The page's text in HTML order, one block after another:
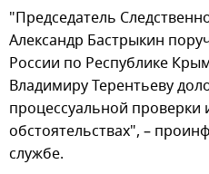
"Председатель
Александр Бастрыкин
России по Республике
Владимиру Терентьеву
процессуальной проверки
обстоятельствах", –
службе.